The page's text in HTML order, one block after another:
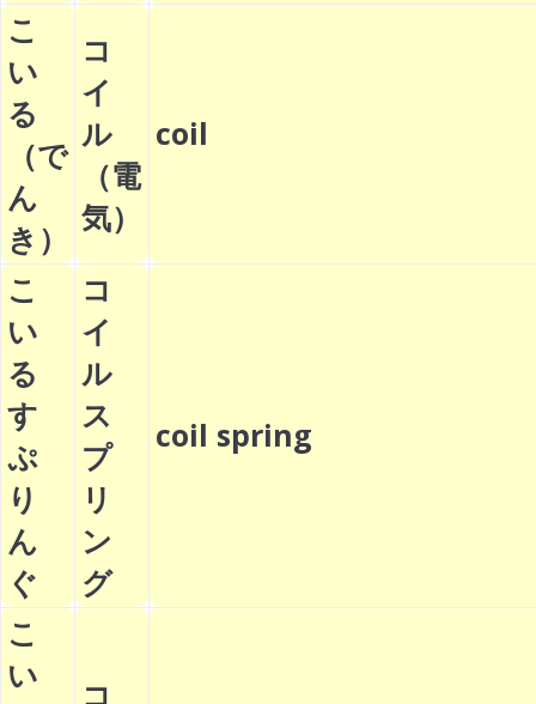
こ
い
る
（で
ん
き）
コ
イ
ル
（電
気）
coil
こ
い
る
す
ぷ
り
ん
ぐ
コ
イ
ル
ス
プ
リ
ン
グ
coil spring
こ
い
コ